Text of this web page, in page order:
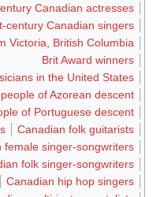
century Canadian actresses
21st-century Canadian singers
from Victoria, British Columbia
Brit Award winners
in the United States
people of Azorean descent
people of Portuguese descent
Canadian folk guitarists
female singer-songwriters
folk singer-songwriters
Canadian hip hop singers